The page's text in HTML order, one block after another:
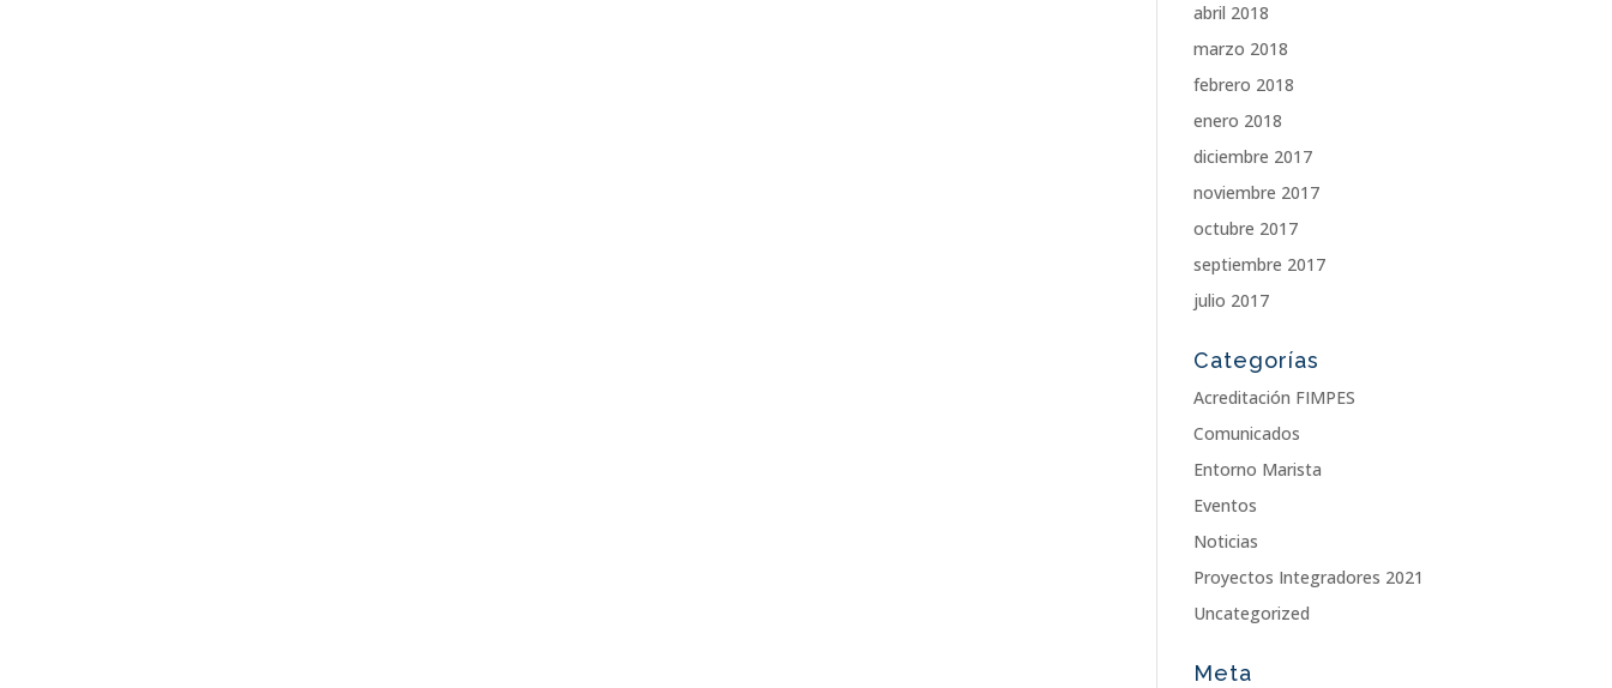
abril 2018
marzo 2018
febrero 2018
enero 2018
diciembre 2017
noviembre 2017
octubre 2017
septiembre 2017
julio 2017
Categorías
Acreditación FIMPES
Comunicados
Entorno Marista
Eventos
Noticias
Proyectos Integradores 2021
Uncategorized
Meta